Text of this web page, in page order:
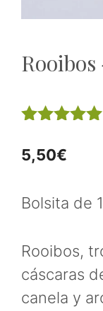
Rooibos
5,50€
Bolsita de
Rooibos,
cáscaras
canela y